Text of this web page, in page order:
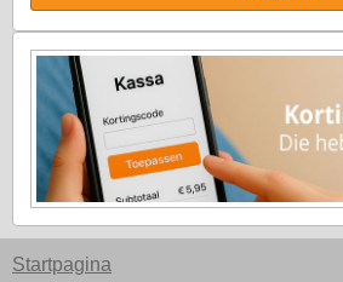
Startpagina